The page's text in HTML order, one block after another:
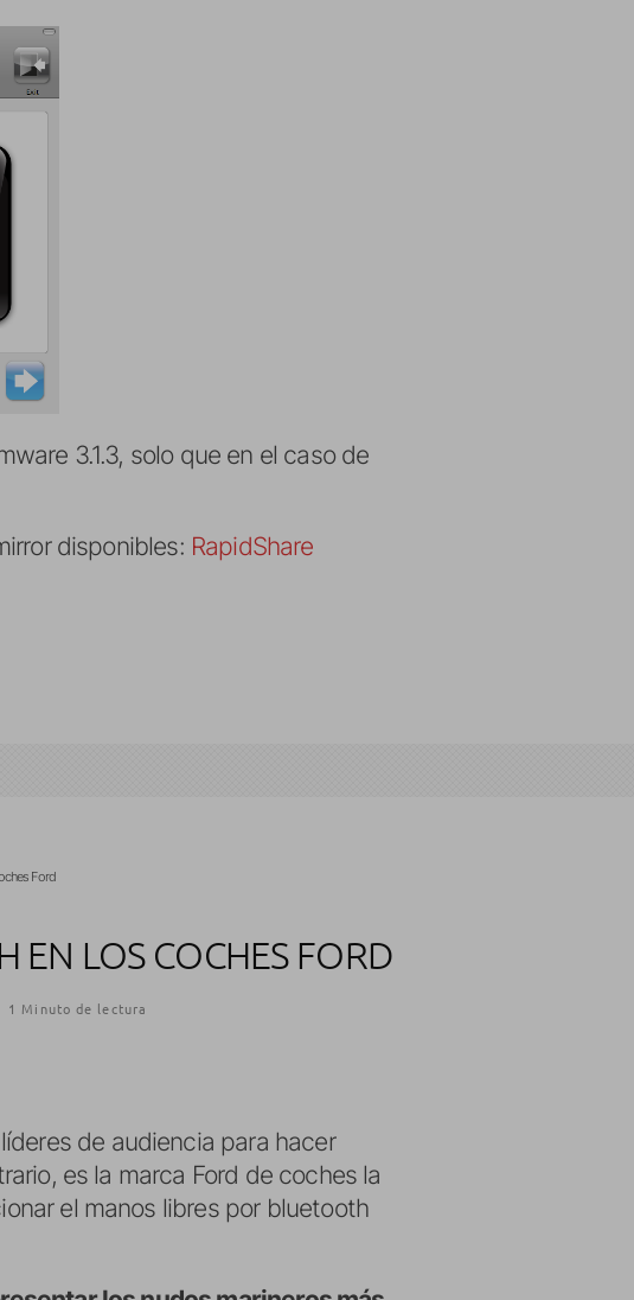
3.1.3, solo que en el caso de
disponibles: RapidShare
Ford
EN LOS COCHES FORD
1 Minuto de lectura
de audiencia para hacer
es la marca Ford de coches la
el manos libres por bluetooth